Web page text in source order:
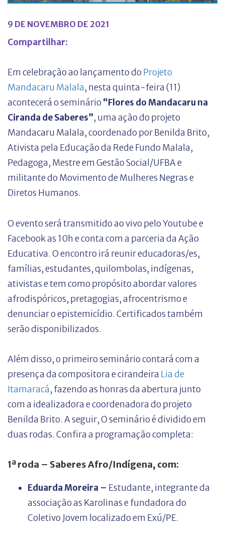
9 DE NOVEMBRO DE 2021
Compartilhar:
Em celebração ao lançamento do Projeto
Mandacaru Malala, nesta quinta-feira (11)
acontecerá o seminário “Flores do Mandacaru na
Ciranda de Saberes”, uma ação do projeto
Mandacaru Malala, coordenado por Benilda Brito,
Ativista pela Educação da Rede Fundo Malala,
Pedagoga, Mestre em Gestão Social/UFBA e
militante do Movimento de Mulheres Negras e
Diretos Humanos.
O evento será transmitido ao vivo pelo Youtube e
Facebook as 10h e conta com a parceria da Ação
Educativa. O encontro irá reunir educadoras/es,
famílias, estudantes, quilombolas, indígenas,
ativistas e tem como propósito abordar valores
afrodispóricos, pretagogias, afrocentrismo e
denunciar o epistemicídio. Certificados também
serão disponibilizados.
Além disso, o primeiro seminário contará com a
presença da compositora e cirandeira Lia de
Itamaracá, fazendo as honras da abertura junto
com a idealizadora e coordenadora do projeto
Benilda Brito. A seguir, O seminário é dividido em
duas rodas. Confira a programação completa:
1ª roda – Saberes Afro/Indígena, com:
Eduarda Moreira – Estudante, integrante da
associação as Karolinas e fundadora do
Coletivo Jovem localizado em Exú/PE.